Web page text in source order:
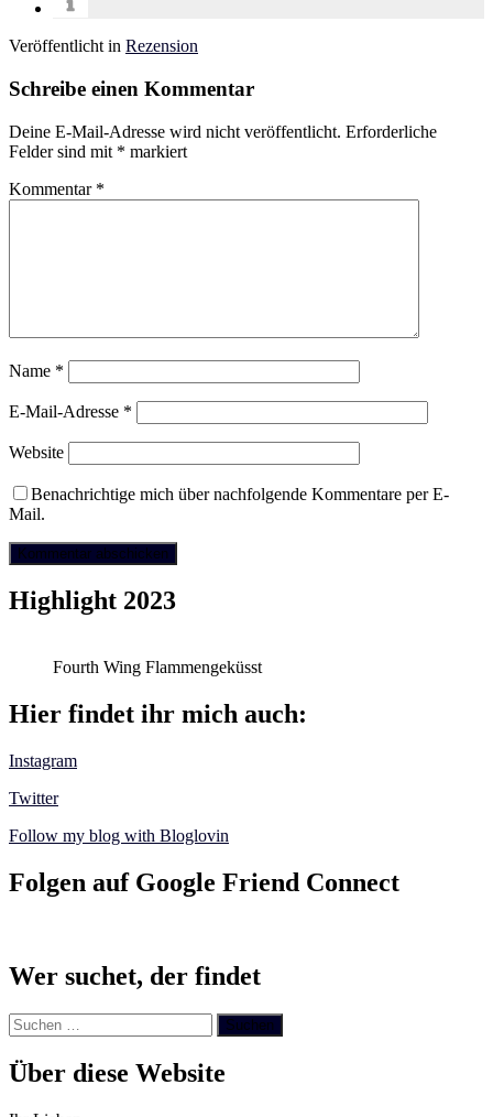
Veröffentlicht in Rezension
Schreibe einen Kommentar
Deine E-Mail-Adresse wird nicht veröffentlicht. Erforderliche
Felder sind mit * markiert
Kommentar *
Name *
E-Mail-Adresse *
Website
Benachrichtige mich über nachfolgende Kommentare per E-
Mail.
Highlight 2023
Fourth Wing Flammengeküsst
Hier findet ihr mich auch:
Instagram
Twitter
Follow my blog with Bloglovin
Folgen auf Google Friend Connect
Wer suchet, der findet
Suchen
nach:
Über diese Website